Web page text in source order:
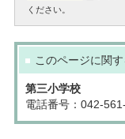
ください。
このページに関す
第三小学校
電話番号：042-